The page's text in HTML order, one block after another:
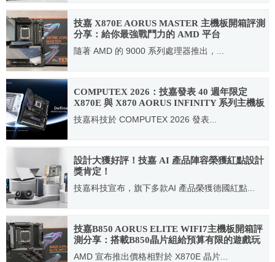
2024.12.12
技嘉 X870E AORUS MASTER 主機板開箱評測
分享：給你最強戰鬥力的 AMD 平台
隨著 AMD 的 9000 系列處理器推出，...
2024.10.24
COMPUTEX 2026：技嘉發表 40 週年限定
X870E 與 X870 AORUS INFINITY 系列主機板
技嘉科技於 COMPUTEX 2026 發表...
2026.06.01
設計大獲好評！技嘉 AI 產品陣容榮獲紅點設計
獎肯定！
技嘉科技宣布，旗下多款AI 產品榮獲德國紅點...
2026.05.08
技嘉B850 AORUS ELITE WIFI7主機板開箱評
測分享：搭載B850晶片組給預算有限的遊戲玩
家們最佳的選擇！
AMD 宣布推出價格相對於 X870E 晶片...